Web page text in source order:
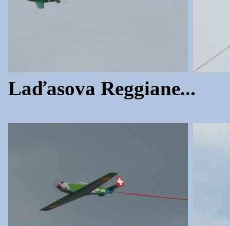
Laďasova Reggiane...